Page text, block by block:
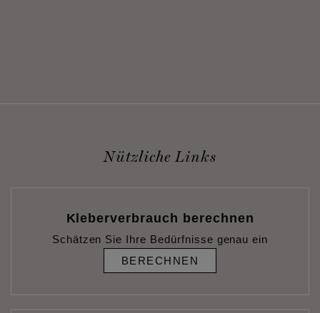
Nützliche Links
Kleberverbrauch berechnen
Schätzen Sie Ihre Bedürfnisse genau ein
BERECHNEN